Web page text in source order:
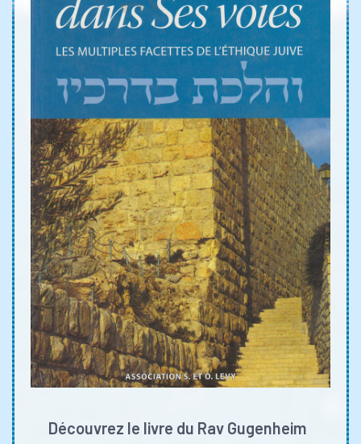
Découvrez le livre du Rav Gugenheim